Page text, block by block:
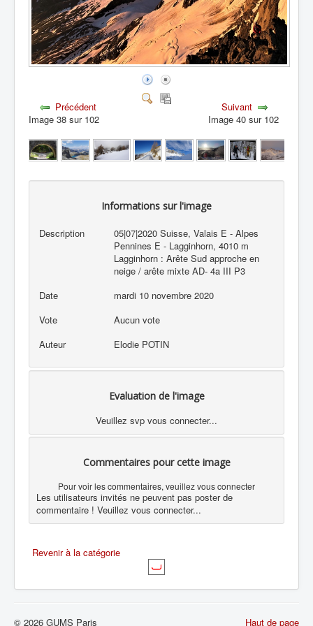
Précédent
Image 38 sur 102
Suivant
Image 40 sur 102
Informations sur l'image
Description
05|07|2020 Suisse, Valais E - Alpes
Pennines E - Lagginhorn, 4010 m
Lagginhorn : Arête Sud approche en
neige / arête mixte AD- 4a III P3
Date
mardi 10 novembre 2020
Vote
Aucun vote
Auteur
Elodie POTIN
Evaluation de l'image
Veuillez svp vous connecter...
Commentaires pour cette image
Pour voir les commentaires, veuillez vous connecter
Les utilisateurs invités ne peuvent pas poster de
commentaire ! Veuillez vous connecter...
Revenir à la catégorie
Haut de page
© 2026 GUMS Paris